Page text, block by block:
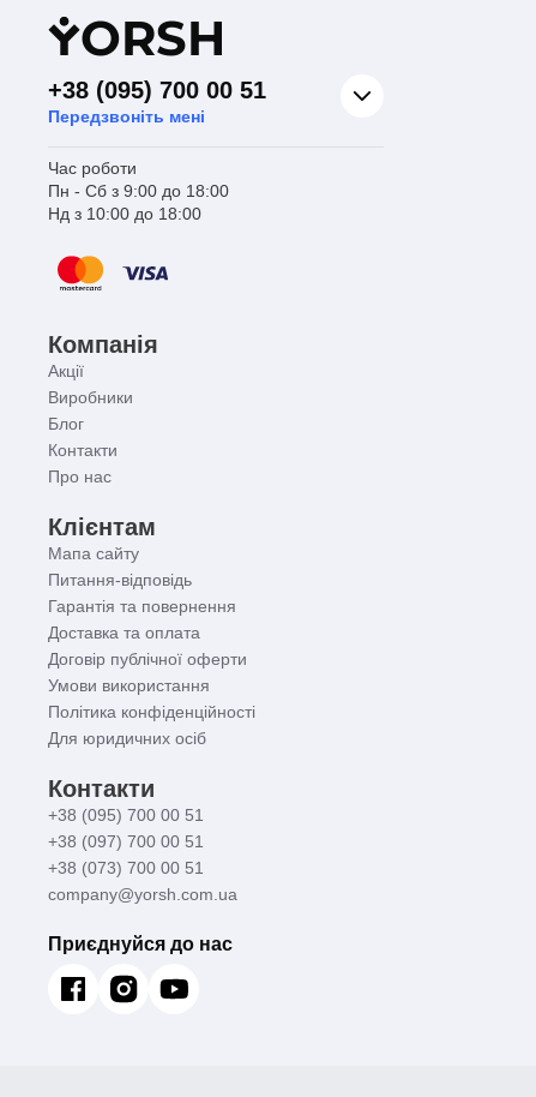
YORSH
+38 (095) 700 00 51
Передзвоніть мені
Час роботи
Пн - Сб з 9:00 до 18:00
Нд з 10:00 до 18:00
Компанія
Акції
Виробники
Блог
Контакти
Про нас
Клієнтам
Мапа сайту
Питання-відповідь
Гарантія та повернення
Доставка та оплата
Договір публічної оферти
Умови використання
Політика конфіденційності
Для юридичних осіб
Контакти
+38 (095) 700 00 51
+38 (097) 700 00 51
+38 (073) 700 00 51
company@yorsh.com.ua
Приєднуйся до нас